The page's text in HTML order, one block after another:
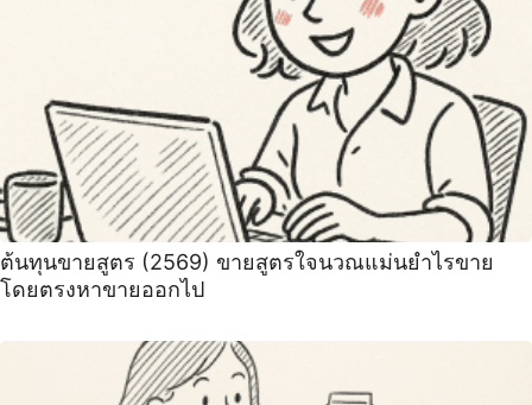
ต้นทุนขายสูตร (2569) ขายสูตรใจนวณแม่นยำไรขาย
โดยตรงหาขายออกไป